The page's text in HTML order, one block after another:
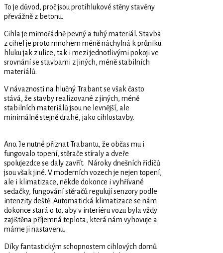
To je důvod, proč jsou protihlukové stěny stavěny
převážně z betonu.
Cihla je mimořádně pevný a tuhý materiál. Stavba
z cihel je proto mnohem méně náchylná k průniku
hluku jak z ulice, tak i mezi jednotlivými pokoji ve
srovnání se stavbami z jiných, méně stabilních
materiálů.
V návaznosti na hlučný Trabant se však často
stává, že stavby realizované z jiných, méně
stabilních materiálů jsou ne levnější, ale
minimálně stejně drahé, jako cihlostavby.
Ano. Je nutné přiznat Trabantu, že občas mu i
fungovalo topení, stěrače stíraly a dveře
spolujezdce se daly zavřít. Nároky dnešních řidičů
jsou však jiné. V moderních vozech je nejen topení,
ale i klimatizace, někde dokonce i vyhřívané
sedačky, fungování stěračů regulují senzory podle
intenzity deště. Automatická klimatizace se nám
dokonce stará o to, aby v interiéru vozu byla vždy
zajištěna příjemná teplota, která nám vyhovuje a
máme ji nastavenu.
Díky fantastickým schopnostem cihlových domů